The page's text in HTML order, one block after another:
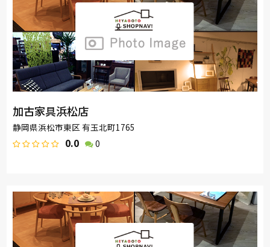
加古家具浜松店
静岡県浜松市東区 有玉北町1765
0.0 0